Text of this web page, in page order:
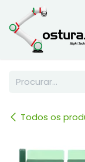
Skip to Content
Todos os